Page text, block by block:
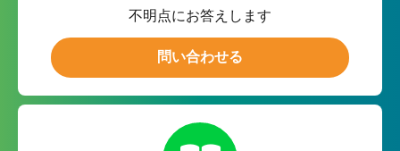
不明点にお答えします
問い合わせる